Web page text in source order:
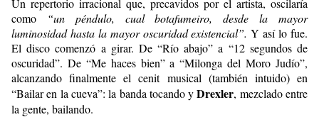
como
“un péndulo, cual botafumeiro, desde la mayor
luminosidad hasta la mayor oscuridad existencial”.Y así lo fue.
El disco comenzó a girar. De “Río abajo” a “12 segundos de
oscuridad”. De “Me haces bien” a “Milonga del Moro Judío”,
alcanzando finalmente el cenit musical (también intuido) en
“Bailar en la cueva”: la banda tocando yDrexler, mezclado entre
la gente, bailando.